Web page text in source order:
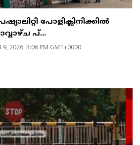
പോളിക്ലിനിക്കിൽ
പ്...
9, 2026, 3:06 PM GMT+0000